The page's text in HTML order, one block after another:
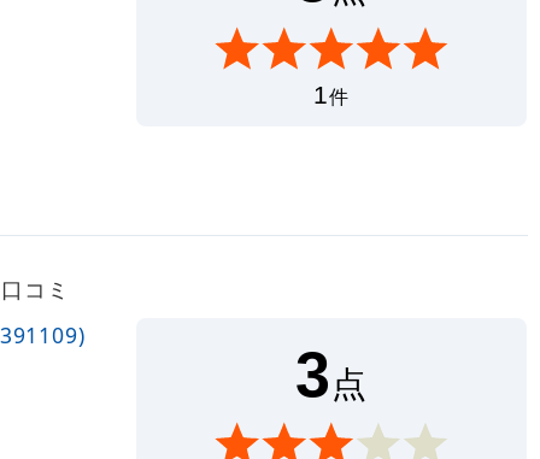
1件
コミ
3点